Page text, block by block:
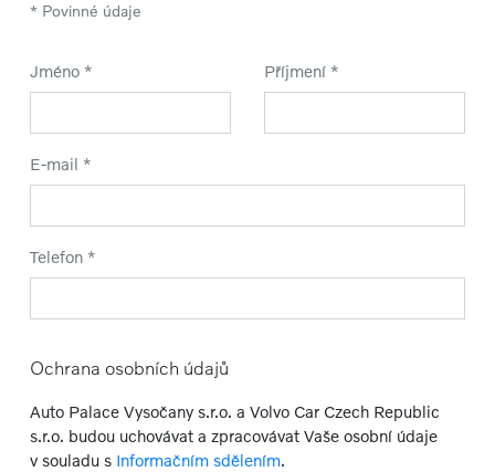
* Povinné údaje
Jméno * Příjmení *
E-mail *
Telefon *
Ochrana osobních údajů
Auto Palace Vysočany s.r.o. a Volvo Car Czech Republic
s.r.o. budou uchovávat a zpracovávat Vaše osobní údaje
v souladu s Informačním sdělením.